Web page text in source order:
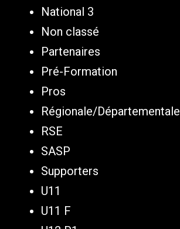
National 3
Non classé
Partenaires
Pré-Formation
Pros
Régionale/Départementale
RSE
SASP
Supporters
U11
U11 F